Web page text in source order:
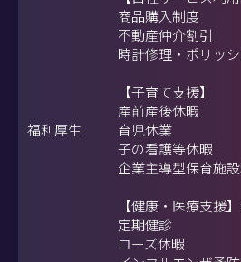
福利厚生
商品購入制度
不動産仲介割引
時計修理・ポリッ
【子育て支援】
産前産後休暇
育児休業
子の看護等休暇
企業主導型保育施
【健康・医療支援
定期健診
ローズ休暇